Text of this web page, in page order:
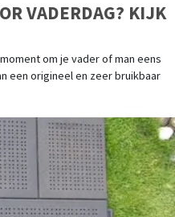
VADERDAG? KIJK
om je vader of man eens
een origineel en zeer bruikbaar